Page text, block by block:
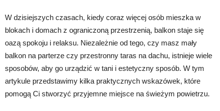
W dzisiejszych czasach, kiedy coraz więcej osób mieszka w
blokach i domach z ograniczoną przestrzenią, balkon staje się
oazą spokoju i relaksu. Niezależnie od tego, czy masz mały
balkon na parterze czy przestronny taras na dachu, istnieje wiele
sposobów, aby go urządzić w tani i estetyczny sposób. W tym
artykule przedstawimy kilka praktycznych wskazówek, które
pomogą Ci stworzyć przyjemne miejsce na świeżym powietrzu.